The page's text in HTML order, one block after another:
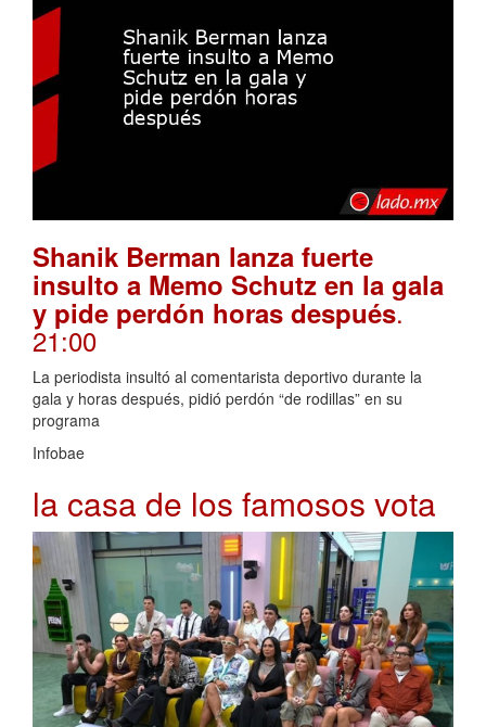
Shanik Berman lanza fuerte
insulto a Memo Schutz en la gala
y pide perdón horas después.
21:00
La periodista insultó al comentarista deportivo durante la
gala y horas después, pidió perdón “de rodillas” en su
programa
Infobae
la casa de los famosos vota